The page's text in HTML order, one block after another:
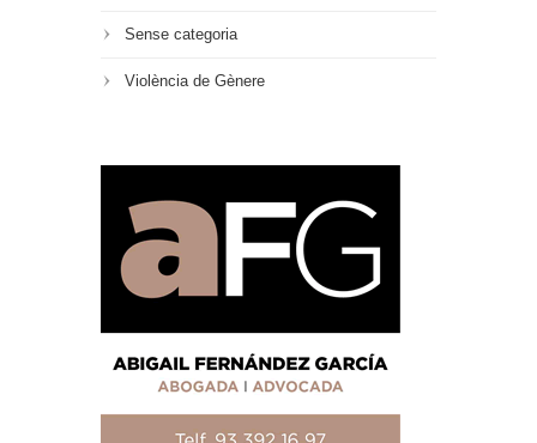
Sense categoria
Violència de Gènere